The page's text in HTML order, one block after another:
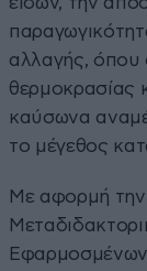
αλλαγής, όπου
θερμοκρασίας
καύσωνα
το μέγεθος
Με αφορμή την
Εφαρμοσμένων